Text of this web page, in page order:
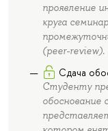
проявление
круга
(peer-review).
Сдача
Студенту
обоснование